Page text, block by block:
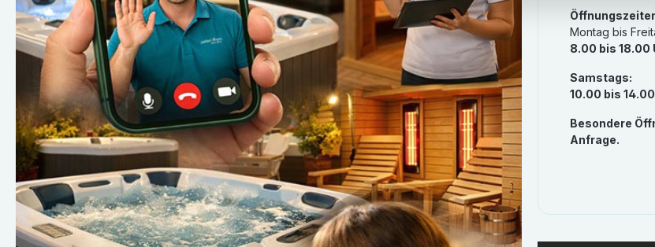
Montag bis
8.00 bis 18.00
Samstags:
10.00 bis
Besondere
Anfrage.